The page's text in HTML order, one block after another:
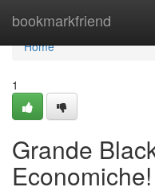
bookmarkfriend
Home
Home
1
Grande
Economiche!